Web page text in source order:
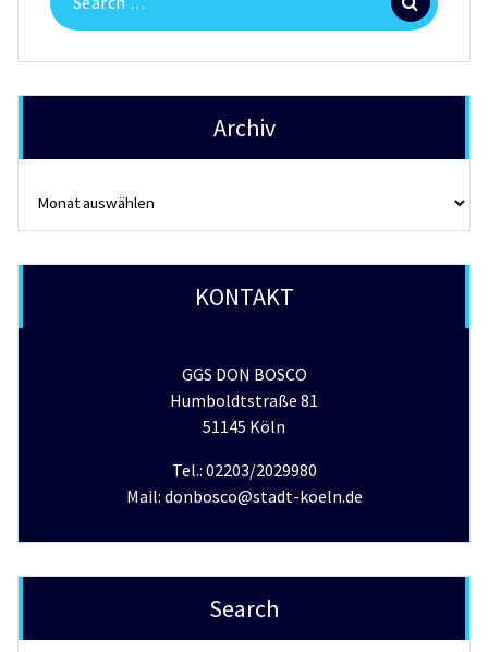
for:
Archiv
KONTAKT
GGS DON BOSCO
Humboldtstraße 81
51145 Köln
Tel.: 02203/2029980
Mail: donbosco@stadt-koeln.de
Search